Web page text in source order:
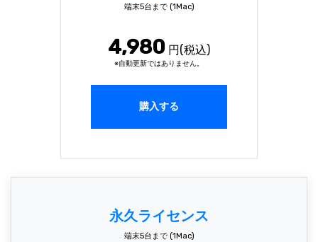
端末5台まで (1Mac)
4,980 円(税込)
※自動更新ではありません。
購入する
永久ライセンス
端末5台まで (1Mac)